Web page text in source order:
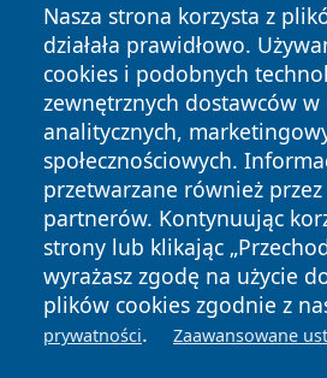
Nasza strona korzysta z
działała prawidłowo.
cookies i podobnych
zewnętrznych dostawców w
analitycznych,
społecznościowych.
przetwarzane również przez
partnerów. Kontynuując
strony lub klikając
wyrażasz zgodę na użycie
plików cookies zgodnie z
prywatności. Zaawansowane
Copyright © 2026
zastrzeżone.
News Autorzy
Polityka
Prywatności